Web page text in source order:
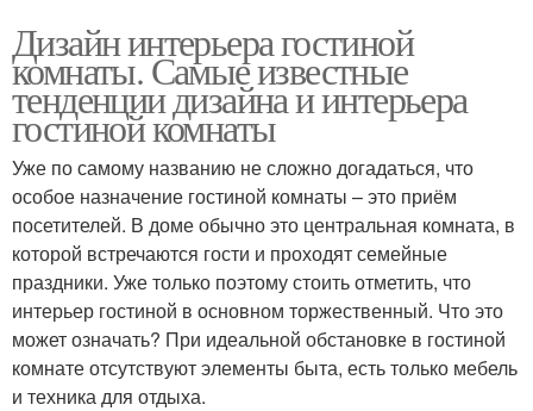
Дизайн интерьера гостиной
комнаты. Самые известные
тенденции дизайна и интерьера
гостиной комнаты
Уже по самому названию не сложно догадаться, что
особое назначение гостиной комнаты – это приём
посетителей. В доме обычно это центральная комната, в
которой встречаются гости и проходят семейные
праздники. Уже только поэтому стоить отметить, что
интерьер гостиной в основном торжественный. Что это
может означать? При идеальной обстановке в гостиной
комнате отсутствуют элементы быта, есть только мебель
и техника для отдыха.